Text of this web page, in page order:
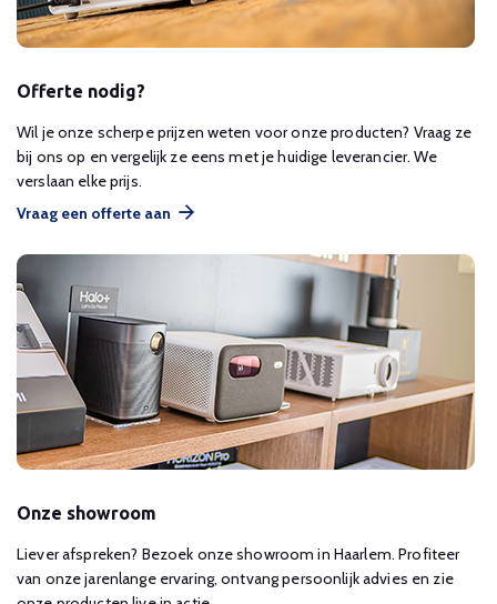
Offerte nodig?
Wil je onze scherpe prijzen weten voor onze producten? Vraag ze
bij ons op en vergelijk ze eens met je huidige leverancier. We
verslaan elke prijs.
Vraag een offerte aan
Onze showroom
Liever afspreken? Bezoek onze showroom in Haarlem. Profiteer
van onze jarenlange ervaring, ontvang persoonlijk advies en zie